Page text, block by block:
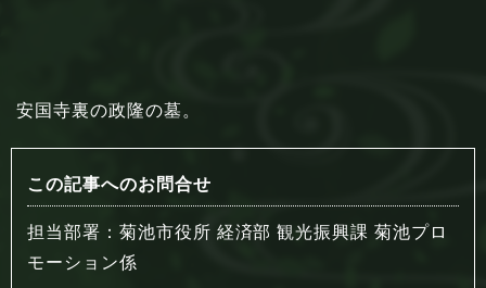
安国寺裏の政隆の墓。
この記事へのお問合せ
担当部署：菊池市役所 経済部 観光振興課 菊池プロ
モーション係